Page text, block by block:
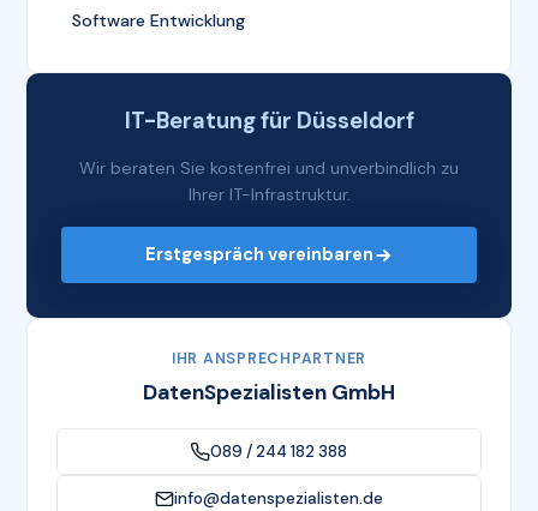
Software Entwicklung
IT-Beratung für Düsseldorf
Wir beraten Sie kostenfrei und unverbindlich zu
Ihrer IT-Infrastruktur.
Erstgespräch vereinbaren
IHR ANSPRECHPARTNER
DatenSpezialisten GmbH
089 / 244 182 388
info@datenspezialisten.de